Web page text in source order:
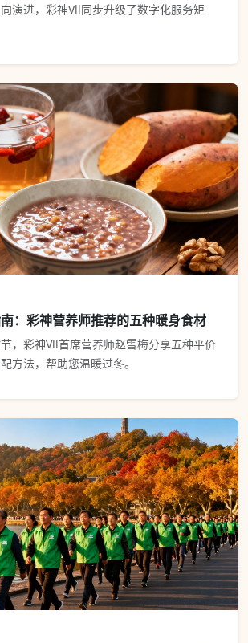
演进，彩神Vll同步升级了数字化服务矩
：彩神营养师推荐的五种暖身食材
，彩神Vll首席营养师赵雪梅分享五种平价
方法，帮助您温暖过冬。